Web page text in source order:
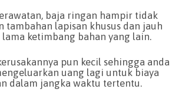
baja ringan hampir tidak
tambahan lapisan khusus dan jauh
ketimbang bahan yang lain.
pun kecil sehingga anda
uang lagi untuk biaya
dalam jangka waktu tertentu.